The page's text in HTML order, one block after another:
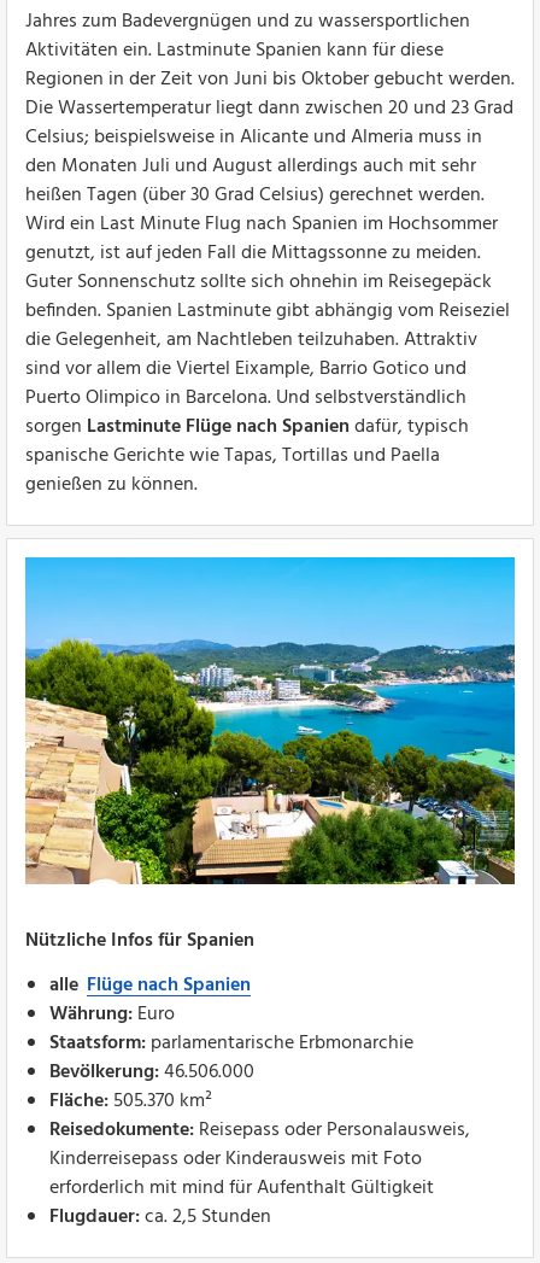
Jahres zum Badevergnügen und zu wassersportlichen
Aktivitäten ein. Lastminute Spanien kann für diese
Regionen in der Zeit von Juni bis Oktober gebucht werden.
Die Wassertemperatur liegt dann zwischen 20 und 23 Grad
Celsius; beispielsweise in Alicante und Almeria muss in
den Monaten Juli und August allerdings auch mit sehr
heißen Tagen (über 30 Grad Celsius) gerechnet werden.
Wird ein Last Minute Flug nach Spanien im Hochsommer
genutzt, ist auf jeden Fall die Mittagssonne zu meiden.
Guter Sonnenschutz sollte sich ohnehin im Reisegepäck
befinden. Spanien Lastminute gibt abhängig vom Reiseziel
die Gelegenheit, am Nachtleben teilzuhaben. Attraktiv
sind vor allem die Viertel Eixample, Barrio Gotico und
Puerto Olimpico in Barcelona. Und selbstverständlich
sorgen Lastminute Flüge nach Spaniendafür, typisch
spanische Gerichte wie Tapas, Tortillas und Paella
genießen zu können.
Nützliche Infos für Spanien
alle Flüge nach Spanien
Währung:Euro
Staatsform:parlamentarische Erbmonarchie
Bevölkerung:46.506.000
Fläche:505.370 km²
Reisedokumente:Reisepass oder Personalausweis,
Kinderreisepass oder Kinderausweis mit Foto
erforderlich mit mind für Aufenthalt Gültigkeit
Flugdauer:ca. 2,5 Stunden